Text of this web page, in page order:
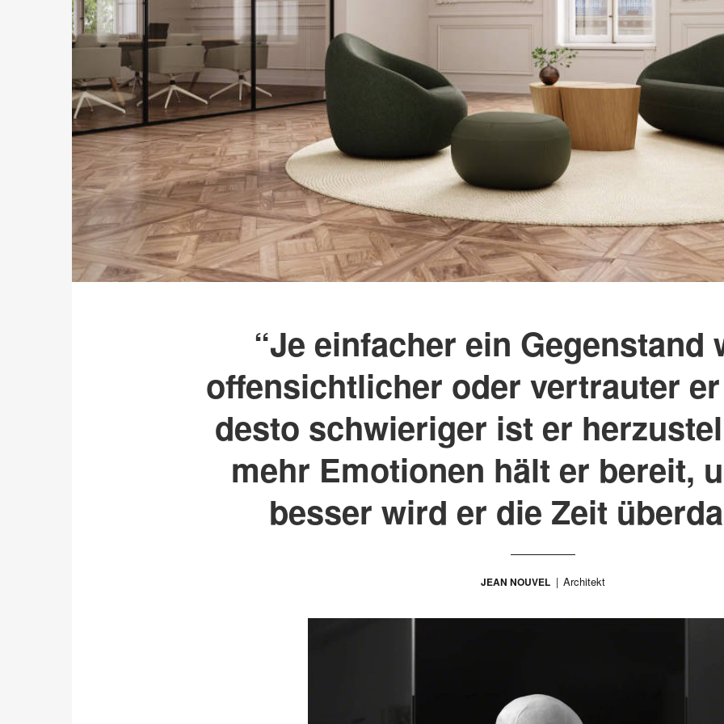
“Je einfacher ein Gegenstand
offensichtlicher oder vertrauter
desto schwieriger ist er
mehr Emotionen hält er bereit,
besser wird er die Zeit
JEAN NOUVEL Architekt